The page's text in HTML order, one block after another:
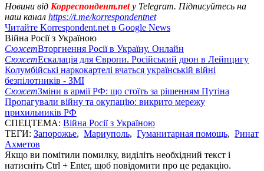
Новини від Корреспондент.netу Telegram. Підписуйтесь на
наш канал https://t.me/korrespondentnet
Читайте Korrespondent.net в Google News
Війна Росії з Україною
СюжетВторгнення Росії в Україну. Онлайн
СюжетЕскалація для Європи. Російський дрон в Лейпцигу
Колумбійські наркокартелі вчаться українській війні
безпілотників - ЗМІ
СюжетЗміни в армії РФ: що стоїть за рішенням Путіна
Пропагували війну та окупацію: викрито мережу
прихильників РФ
СПЕЦТЕМА: Війна Росії з Україною
ТЕГИ: Запорожье, Мариуполь, Гуманитарная помощь, Ринат
Ахметов
Якщо ви помітили помилку, виділіть необхідний текст і
натисніть Ctrl + Enter, щоб повідомити про це редакцію.